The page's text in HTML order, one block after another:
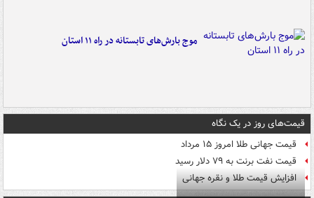
موج بارش‌های تابستانه در راه ۱۱ استان
قیمت‌های روز در یک نگاه
قیمت جهانی طلا امروز ۱۵ مرداد
قیمت نفت برنت به ۷۹ دلار رسید
افزایش قیمت طلا و نقره جهانی